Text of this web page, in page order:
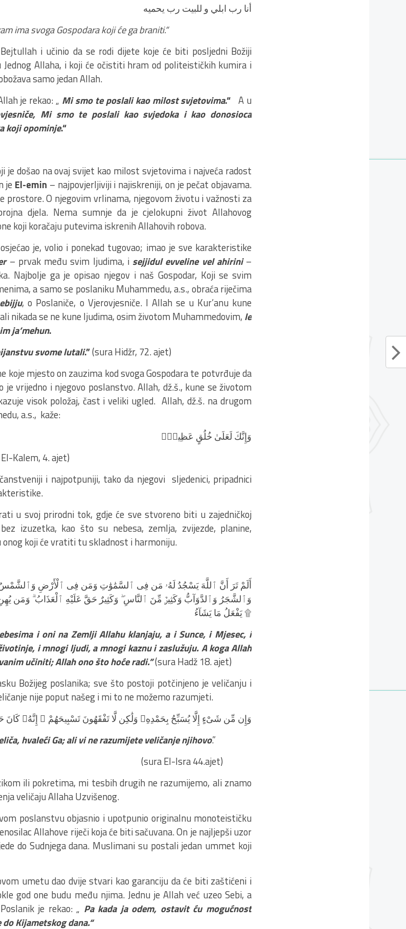
أنا رب ابلي و للبيت رب يحميه
ima svoga Gospodara koji će ga braniti.“
i učinio da se rodi dijete koje će biti posljedni Božiji
Allaha, i koji će očistiti hram od politeističkih kumira i
samo jedan Allah.
je rekao: „ Mi smo te poslali kao milost svjetovima.“ A u
Mi smo te poslali kao svjedoka i kao donosioca
koji opominje.“
je došao na ovaj svijet kao milost svjetovima i najveća radost
je El-emin – najpovjerljiviji i najiskreniji, on je pečat objavama.
prostore. O njegovim vrlinama, njegovom životu i važnosti za
djela. Nema sumnje da je cjelokupni život Allahovog
koji koračaju putevima iskrenih Allahovih robova.
je, volio i ponekad tugovao; imao je sve karakteristike
– prvak među svim ljudima, i sejjidul evveline vel ahirini–
Najbolje ga je opisao njegov i naš Gospodar, Koji se svim
a samo se poslaniku Muhammedu, a.s., obraća riječima
, o Poslaniče, o Vjerovjesniče. I Allah se u Kur’anu kune
nikada se ne kune ljudima, osim životom Muhammedovim, le
ja’mehun.
svome lutali.”(sura Hidžr, 72. ajet)
koje mjesto on zauzima kod svoga Gospodara te potvrđuje da
je vrijedno i njegovo poslanstvo. Allah, dž.š., kune se životom
visok položaj, čast i veliki ugled. Allah, dž.š. na drugom
a.s., kaže:
وَإِنَّكَ لَعَلَىٰ خُلُقٍ عَظِيمٍۢ
Kalem, 4. ajet)
i najpotpuniji, tako da njegovi sljedenici, pripadnici
u svoj prirodni tok, gdje će sve stvoreno biti u zajedničkoj
izuzetka, kao što su nebesa, zemlja, zvijezde, planine,
koji će vratiti tu skladnost i harmoniju.
أَلَمْ تَرَ أَنَّ ٱللَّهَ يَسْجُدُ لَهُۥ مَن فِى ٱلسَّمَٰوَٰتِ وَمَن فِى ٱلْأَرْضِ وَٱلشَّمْسُ
وَٱلشَّجَرُ وَٱلدَّوَآبُّ وَكَثِيرٌۭ مِّنَ ٱلنَّاسِ ۖ وَكَثِيرٌ حَقَّ عَلَيْهِ ٱلْعَذَابُ ۗ وَمَن
يَفْعَلُ مَا يَشَآءُ ۩
i oni na Zemlji Allahu klanjaju, a i Sunce, i Mjesec, i
i mnogi ljudi, a mnogi kaznu i zaslužuju. A koga Allah
učiniti; Allah ono što hoće radi.”(sura Hadž 18. ajet)
Božijeg poslanika; sve što postoji potčinjeno je veličanju i
nije poput našeg i mi to ne možemo razumjeti.
وَإِن مِّن شَىْءٍ إِلَّا يُسَبِّحُ بِحَمْدِهِۦ وَلَٰكِن لَّا تَفْقَهُونَ تَسْبِيحَهُمْ ۗ إِنَّهُۥ
hvaleći Ga; ali vi ne razumijete veličanje njihovo.”
Isra 44.ajet)
ili pokretima, mi tesbih drugih ne razumijemo, ali znamo
veličaju Allaha Uzvišenog.
poslanstvu objasnio i upotpunio originalnu monoteističku
Allahove riječi koja će biti sačuvana. On je najljepši uzor
do Sudnjega dana. Muslimani su postali jedan ummet koji
umetu dao dvije stvari kao garanciju da će biti zaštićeni i
god one budu među njima. Jednu je Allah već uzeo Sebi, a
je rekao: „ Pa kada ja odem, ostavit ću mogućnost
Kijametskog dana.“